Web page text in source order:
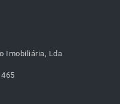
Imobiliária, Lda